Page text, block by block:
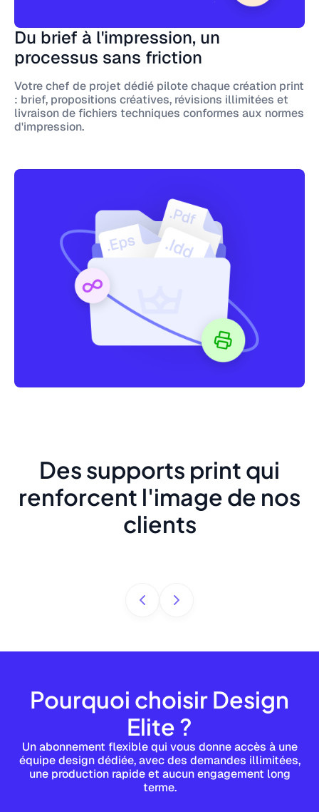
Du brief à l'impression, un
processus sans friction
Votre chef de projet dédié pilote chaque création print
: brief, propositions créatives, révisions illimitées et
livraison de fichiers techniques conformes aux normes
d'impression.
Des supports print qui
renforcent l'image de nos
clients
Pourquoi choisir Design
Elite ?
Un abonnement flexible qui vous donne accès à une
équipe design dédiée, avec des demandes illimitées,
une production rapide et aucun engagement long
terme.